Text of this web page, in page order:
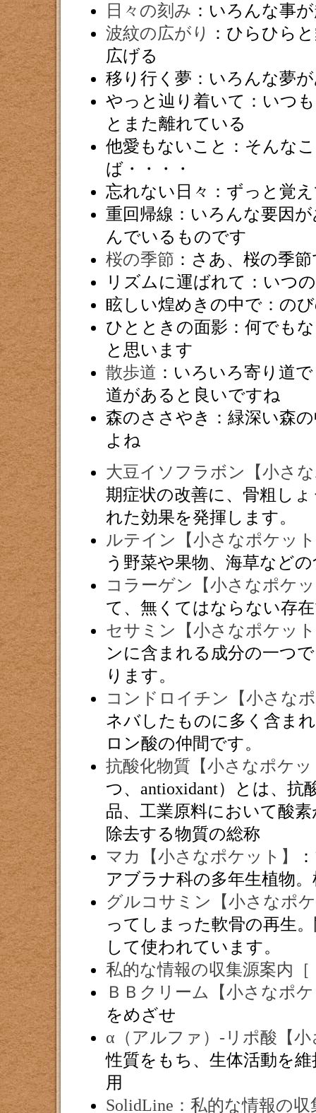
日々の刻み ：いろんな事
波紋の広がり
：ひらひら
広げる
移り行く夢：いろんな夢
やっと辿り着いて：いつ
とまた離れている
他愛もないこと：そんな
ば・・・・
忘れない日々：ずっと覚
重回帰線：いろんな要因
んでいるものです
桜の季節 ：さあ、桜の季
リズムに運ばれて：いつ
眩しい煌めきの中で：の
ひとときの面影：何でも
と思います
散歩道 ：いろいろ寄り道
道があると良いですね
森のささやき：緑深い森
よね
大豆イソフラボン【小さ
期症状の改善に、骨粗し
れた効果を発揮します。
ルテイン【小さなポケッ
う野菜や果物、海草など
コラーゲン【小さなポケ
て、無くてはならない存
セサミン【小さなポケッ
ンに含まれる成分の一つ
ります。
コンドロイチン【小さな
ネバしたものに多く含ま
ロン酸の仲間です。
抗酸化物質【小さなポケ
つ、antioxidant）とは、抗
品、工業原料において酸
除去する物質の総称
マカ【小さなポケット】
アブラナ科の多年生植物
グルコサミン【小さなポ
ってしまった軟骨の再生
して使われています。
私的な情報の収集源案内［
ＢＢクリーム【小さなポ
をめざせ
α（アルファ）-リポ酸【
性質をもち、生体活動を
用
SolidLine：私的な情報の